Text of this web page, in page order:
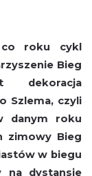
co roku cykl
Bieg
dekoracja
Szlema, czyli
danym roku
zimowy Bieg
w biegu
na dystansie